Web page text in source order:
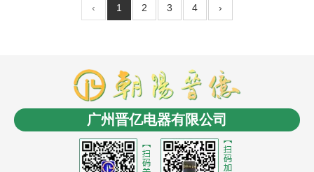
‹ 1 2 3 4 ›
商盟成员：云南LED 消防工程安装 商业电子秤
电缆桥架 无人机信号干扰屏蔽反制 沈阳油浸式变压
器 控制电缆 沈阳风机盘管 LCR数字电桥 贵州led显
氮化铝陶瓷基板
广州晋亿电器有限公司